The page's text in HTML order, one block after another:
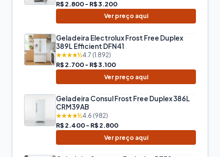
R$ 2.800 - R$ 3.200
Ver preço aqui
Geladeira Electrolux Frost Free Duplex
389L Efficient DFN41
★★★★½4.7 (1.892)
R$ 2.700 - R$ 3.100
Ver preço aqui
Geladeira Consul Frost Free Duplex 386L
CRM39AB
★★★★½4.6 (982)
R$ 2.400 - R$ 2.800
Ver preço aqui